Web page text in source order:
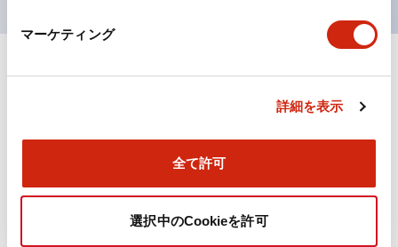
マーケティング
詳細を表示
全て許可
選択中のCookieを許可
TWN/TWNDシリーズ コントロールユニット（2025